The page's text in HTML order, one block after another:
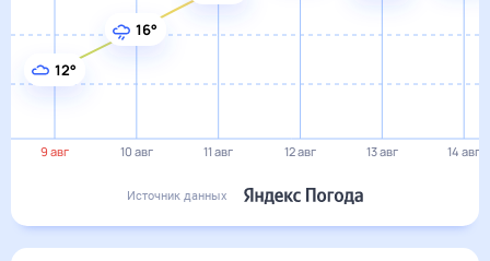
9 авг 10 авг 11 авг 12 авг 13 авг 14 авг
12°
16°
Источник данных